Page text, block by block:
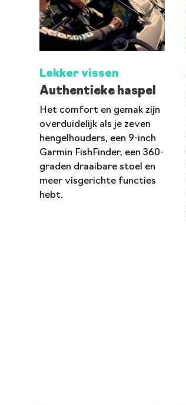
Lekker vissen
Authentieke haspel
Het comfort en gemak zijn
overduidelijk als je zeven
hengelhouders, een 9-inch
Garmin FishFinder, een 360-
graden draaibare stoel en
meer visgerichte functies
hebt.